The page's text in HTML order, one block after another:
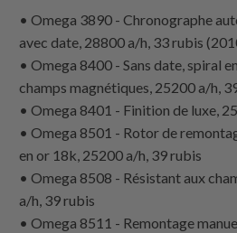
• Omega 3890 - Chronographe
avec date, 28800 a/h, 33 rubis
• Omega 8400 - Sans date, spiral
champs magnétiques, 25200 a/h,
• Omega 8401 - Finition de luxe,
• Omega 8501 - Rotor de
en or 18k, 25200 a/h, 39 rubis
• Omega 8508 - Résistant aux
a/h, 39 rubis
• Omega 8511 - Remontage